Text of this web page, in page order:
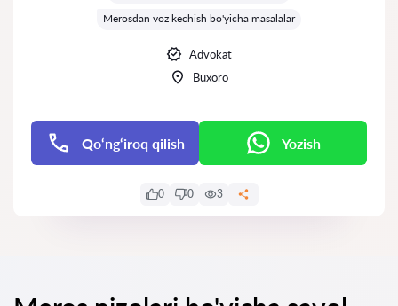
Merosdan voz kechish bo'yicha masalalar
Advokat
Buxoro
Qo‘ng‘iroq qilish Yozish
0 0 3